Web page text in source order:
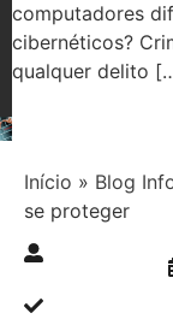
computadores
cibernéticos?
qualquer delito
Início » Blog
se proteger